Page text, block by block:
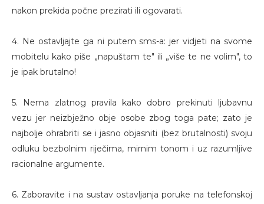
nakon prekida počne prezirati ili ogovarati.
4. Ne ostavljajte ga ni putem sms-a: jer vidjeti na svome
mobitelu kako piše „napuštam te" ili „više te ne volim", to
je ipak brutalno!
5. Nema zlatnog pravila kako dobro prekinuti ljubavnu
vezu jer neizbježno obje osobe zbog toga pate; zato je
najbolje ohrabriti se i jasno objasniti (bez brutalnosti) svoju
odluku bezbolnim riječima, mirnim tonom i uz razumljive
racionalne argumente.
6. Zaboravite i na sustav ostavljanja poruke na telefonskoj